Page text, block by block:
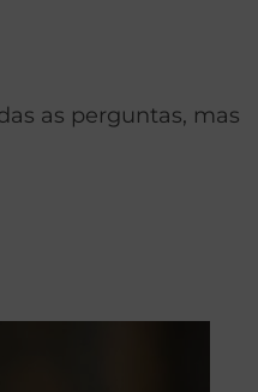
as perguntas, mas